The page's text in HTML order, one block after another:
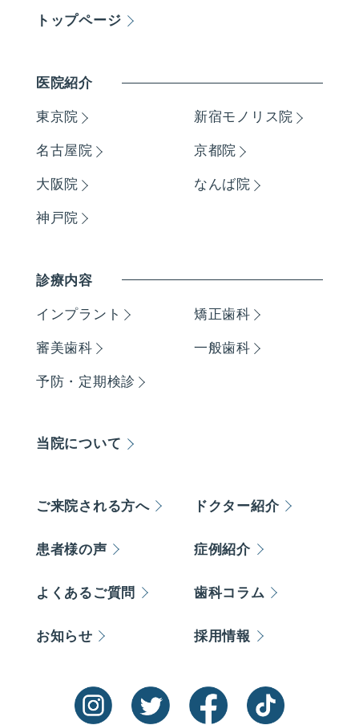
トップページ
医院紹介
東京院 新宿モノリス院
名古屋院 京都院
大阪院 なんば院
神戸院
診療内容
インプラント 矯正歯科
審美歯科 一般歯科
予防・定期検診
当院について
ご来院される方へ ドクター紹介
患者様の声 症例紹介
よくあるご質問 歯科コラム
お知らせ 採用情報